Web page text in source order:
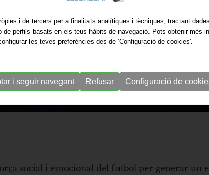
social i emocional del futbol per generar un
i de tercers per a finalitats analítiques i tècniques, tractant
de perfils basats en els teus hàbits de navegació. Pots obtenir més
les teves preferències des de 'Configuració de cookies'.
i seguir navegant Refusar Configuració de